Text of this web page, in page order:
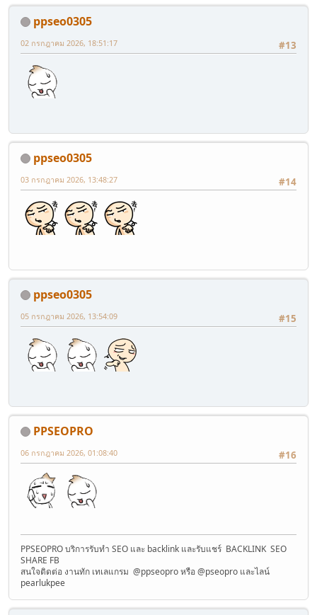
ppseo0305
#13
02 กรกฎาคม 2026, 18:51:17
ppseo0305
#14
03 กรกฎาคม 2026, 13:48:27
ppseo0305
#15
05 กรกฎาคม 2026, 13:54:09
PPSEOPRO
#16
06 กรกฎาคม 2026, 01:08:40
PPSEOPRO บริการรับทำ SEO และ backlink และรับแชร์ BACKLINK SEO
SHARE FB
สนใจติดต่อ งานทัก เทเลแกรม @ppseopro หรือ @pseopro และไลน์
pearlukpee